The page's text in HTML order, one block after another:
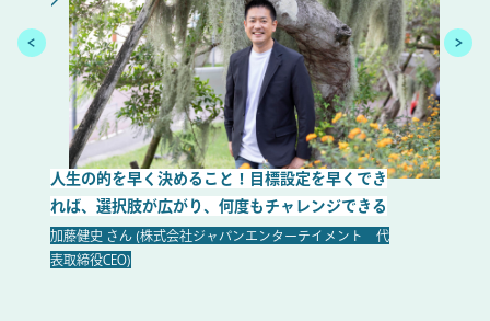
人生の的を早く決めること！目標設定を早くでき
れば、選択肢が広がり、何度もチャレンジできる
加藤健史 さん (株式会社ジャパンエンターテイメント 代
表取締役CEO)